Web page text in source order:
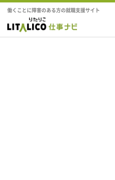
働くことに障害のある方の就職支援サイト